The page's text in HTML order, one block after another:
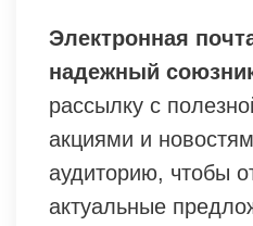
Электронная
надежный
рассылку с
акциями и
аудиторию, чтобы
актуальные